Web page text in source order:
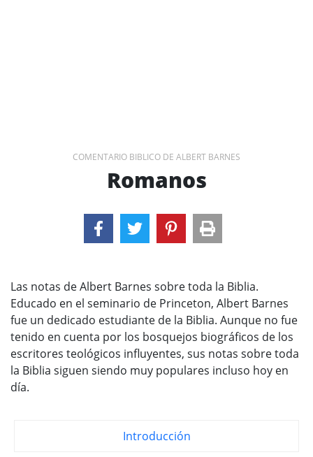
COMENTARIO BIBLICO DE ALBERT BARNES
Romanos
Las notas de Albert Barnes sobre toda la Biblia.
Educado en el seminario de Princeton, Albert Barnes
fue un dedicado estudiante de la Biblia. Aunque no fue
tenido en cuenta por los bosquejos biográficos de los
escritores teológicos influyentes, sus notas sobre toda
la Biblia siguen siendo muy populares incluso hoy en
día.
Introducción